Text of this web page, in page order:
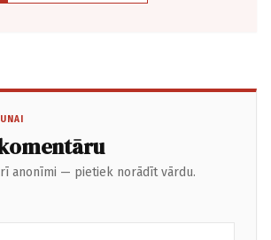
anonīmi — pietiek norādīt vārdu.